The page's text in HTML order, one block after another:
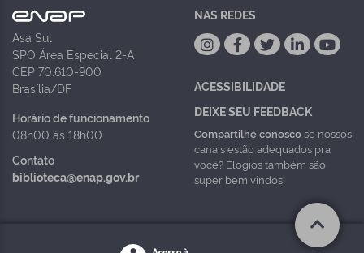
Asa Sul
SPO Área Especial 2-A
CEP 70.610-900
Brasília/DF
Horário de funcionamento
08h00 às 18h00
Contato
biblioteca@enap.gov.br
NAS REDES
ACESSIBILIDADE
DEIXE SEU FEEDBACK
Compartilhe conoscose nossos
canais estão adequados pra
você? Elogios também são
super bem vindos!